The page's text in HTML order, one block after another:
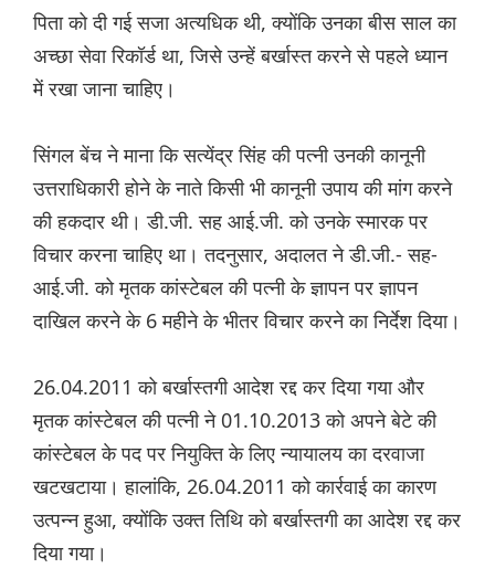
पिता को दी गई सजा अत्यधिक थी, क्योंकि उनका बीस साल का
अच्छा सेवा रिकॉर्ड था, जिसे उन्हें बर्खास्त करने से पहले ध्यान
में रखा जाना चाहिए।
सिंगल बेंच ने माना कि सत्येंद्र सिंह की पत्नी उनकी कानूनी
उत्तराधिकारी होने के नाते किसी भी कानूनी उपाय की मांग करने
की हकदार थी। डी.जी. सह आई.जी. को उनके स्मारक पर
विचार करना चाहिए था। तदनुसार, अदालत ने डी.जी.- सह-
आई.जी. को मृतक कांस्टेबल की पत्नी के ज्ञापन पर ज्ञापन
दाखिल करने के 6 महीने के भीतर विचार करने का निर्देश दिया।
26.04.2011 को बर्खास्तगी आदेश रद्द कर दिया गया और
मृतक कांस्टेबल की पत्नी ने 01.10.2013 को अपने बेटे की
कांस्टेबल के पद पर नियुक्ति के लिए न्यायालय का दरवाजा
खटखटाया। हालांकि, 26.04.2011 को कार्रवाई का कारण
उत्पन्न हुआ, क्योंकि उक्त तिथि को बर्खास्तगी का आदेश रद्द कर
दिया गया।